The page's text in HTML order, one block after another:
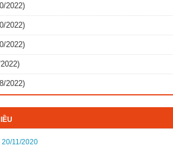
2022)
2022)
2022)
2022)
20/11/2020